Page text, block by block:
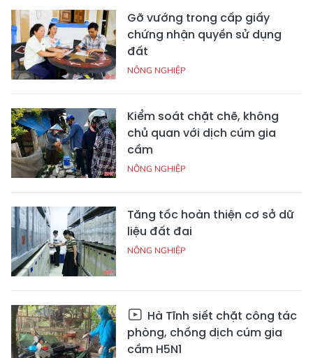
Gỡ vướng trong cấp giấy
chứng nhận quyền sử dụng
đất
NÔNG NGHIỆP
Kiểm soát chặt chẽ, không
chủ quan với dịch cúm gia
cầm
NÔNG NGHIỆP
Tăng tốc hoàn thiện cơ sở dữ
liệu đất đai
NÔNG NGHIỆP
Hà Tĩnh siết chặt công tác
phòng, chống dịch cúm gia
cầm H5N1